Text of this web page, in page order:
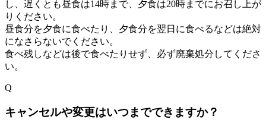
し、遅くとも昼食は14時まで、夕食は20時までにお召し上が
りください。
昼食分を夕食に食べたり、夕食分を翌日に食べるなどは絶対
になさらないでください。
食べ残しなどは後で食べたりせず、必ず廃棄処分してくださ
い。
Q
キャンセルや変更はいつまでできますか？